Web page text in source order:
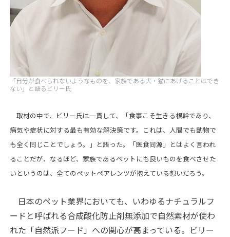
「自分が食べられないようなものを、家族である犬・猫にあげることはでき
ない」と語るビリー氏
取材の中で、ビリー氏は一貫して、「食事こそ生きる根幹であり、
病気や症状に対する最も有効な解決策です。これは、人間でも動物で
も全く同じことでしょう。」と語った。「医食同源」とはよく言われ
ることだが、なるほど、家族であるペットにも良いものを食べさせた
いというのは、全てのペットペアレンツが抱えている想いだろう。
日本のペット業界においても、いわゆるナチュラルフ
ードと呼ばれる合成酸化防止剤無添加で自然素材が使わ
れた「自然派フード」への関心が高まっている。ビリー